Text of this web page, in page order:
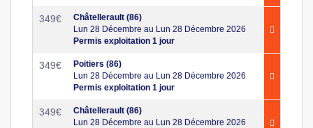
349€
Châtellerault (86)
Lun 28 Décembre au Lun 28 Décembre 2026
Permis exploitation 1 jour
349€
Poitiers (86)
Lun 28 Décembre au Lun 28 Décembre 2026
Permis exploitation 1 jour
349€
Châtellerault (86)
Lun 28 Décembre au Lun 28 Décembre 2026